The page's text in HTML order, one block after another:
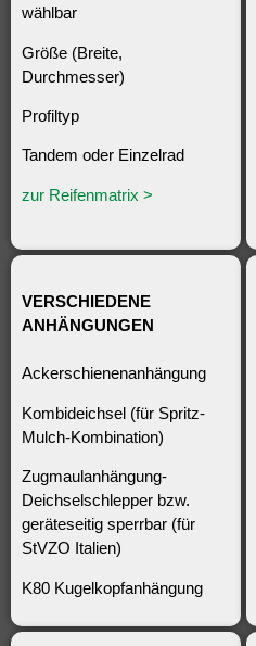
wählbar
Größe (Breite,
Durchmesser)
Profiltyp
Tandem oder Einzelrad
zur Reifenmatrix >
VERSCHIEDENE
ANHÄNGUNGEN
Ackerschienenanhängung
Kombideichsel (für Spritz-
Mulch-Kombination)
Zugmaulanhängung-
Deichselschlepper bzw.
geräteseitig sperrbar (für
StVZO Italien)
K80 Kugelkopfanhängung